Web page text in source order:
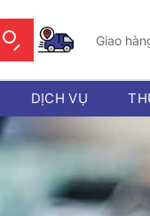
Giao
DỊCH VỤ